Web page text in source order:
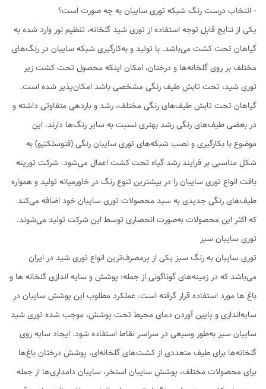
- انتخاب درست رنگ شبکه توری سایبان به چه صورت است؟
یکی از نتایج قابل توجه استفاده از توری شید گلخانه، تنظیم نور وارد شده به
گیاهان تحت کشت می‌باشد. با تولید و به‌کارگیری شبکه سایبان در رنگ‌های
مختلف بر روی گلخانه‌ها و درختان، امکان اینکه محصول تحت کشت زیر
توری شید، تحت تابش طیف رنگی مشخصی باشد امکان‌پذیر شده است.
گیاهان تحت تابش طیف‌های رنگی مختلف، رشد و باردهی متفاوتی داشته و
در بعضی طیف‌های رنگی رشد بهتری نسبت به سایر رنگ‌ها دارند. این
موضوع با بکارگیری و نصب شبکه‌های توری سایبان رنگی (فتوسلکتیو) به
شکل مناسبی بر فرایند رشد گیاه تحت کشت اعمال می‌شود. شرکت تورینه
بافت انواع توری سایبان را در بیشترین تنوع رنگ در خاورمیانه تولید و همواره
طیف‌های رنگی جدیدی به سبد محصولات توری سایبان خود اضافه می‌کند
که اکثر این محصولات به‌صورت انحصاری توسط این شرکت تولید می‌شوند.
توری سایبان سبز
توری سایبان به رنگ سبز یکی از پرمصرف‌ترین انواع توری شید در ایران
می‌باشد که در زمینه‌های گوناگونی از جمله: پوشش و سایه اندازی گلخانه ها و
باغ ها مورد استفاده قرار گرفته است. عملکرد مطلوب این پوشش سایبان در
سایه‌اندازی و پایین آوردن دمای محیط تحت پوشش، موجب شده توری شید
سایبان سبز به‌طور وسیعی در سراسر نقاط استفاده شود. ایجاد سایه روی
گلخانه‌ها برای طیف متعددی از کشت‌های گلخانه‌ای، پوشش درختان باغ‌ها
برای محصولات مختلف، پوشش سایبان استخر، سایبان دامداری‌ها از جمله